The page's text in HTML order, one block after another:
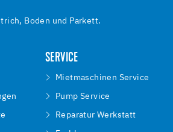
Boden und Parkett.
SERVICE
Mietmaschinen Service
Pump Service
Reparatur Werkstatt